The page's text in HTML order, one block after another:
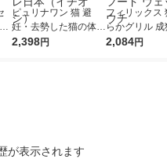
ピュリナワン 猫 避
妊・去勢した猫の体重
ケア チキン 2kg 1袋
2,398円
フィリックス
らかグリル
魚バラエティ
2,084円
が表示されます